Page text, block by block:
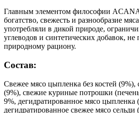
Главным элементом философии ACANA
богатство, свежесть и разнообразие
употребляли в дикой природе,
углеводов и синтетических добавок,
природному рациону.
Состав:
Свежее мясо цыпленка без костей (9%),
(9%), свежие куриные потрошки
9%, дегидратированное мясо цыпленка
дегидратированное свежее мясо